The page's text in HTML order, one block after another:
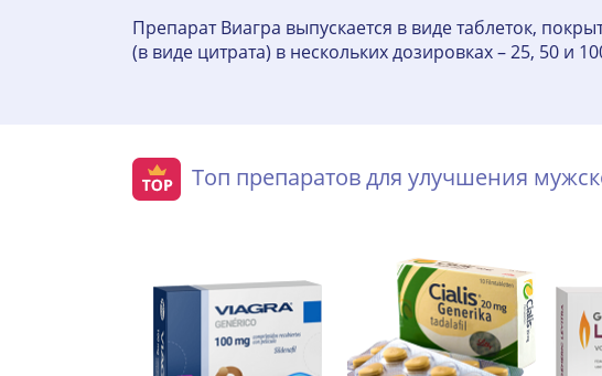
Препарат Виагра выпускается в виде таблеток,
(в виде цитрата) в нескольких дозировках – 25, 50 и
Топ препаратов для улучшения